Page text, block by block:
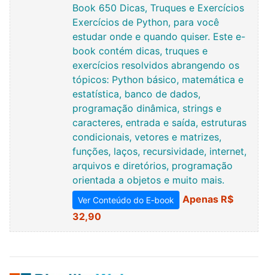
Book 650 Dicas, Truques e Exercícios
Exercícios de Python, para você
estudar onde e quando quiser. Este e-
book contém dicas, truques e
exercícios resolvidos abrangendo os
tópicos: Python básico, matemática e
estatística, banco de dados,
programação dinâmica, strings e
caracteres, entrada e saída, estruturas
condicionais, vetores e matrizes,
funções, laços, recursividade, internet,
arquivos e diretórios, programação
orientada a objetos e muito mais.
Ver Conteúdo do E-book
Apenas R$
32,90